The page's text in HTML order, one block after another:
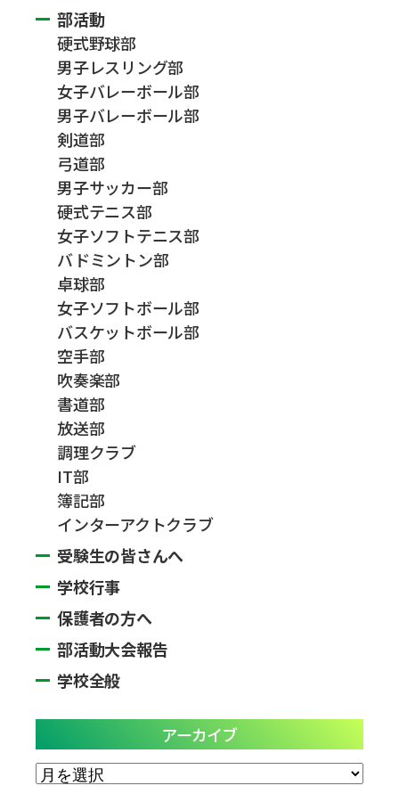
部活動
硬式野球部
男子レスリング部
女子バレーボール部
男子バレーボール部
剣道部
弓道部
男子サッカー部
硬式テニス部
女子ソフトテニス部
バドミントン部
卓球部
女子ソフトボール部
バスケットボール部
空手部
吹奏楽部
書道部
放送部
調理クラブ
IT部
簿記部
インターアクトクラブ
受験生の皆さんへ
学校行事
保護者の方へ
部活動大会報告
学校全般
アーカイブ
ア